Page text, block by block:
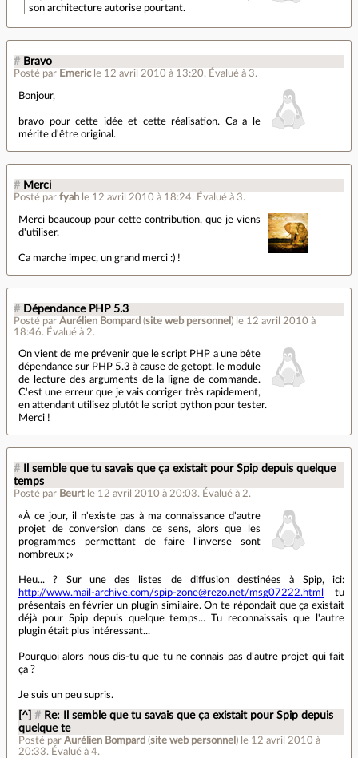
son architecture autorise pourtant.
# Bravo
Posté par Emeric le 12 avril 2010 à 13:20. Évalué à 3.
Bonjour,
bravo pour cette idée et cette réalisation. Ca a le
mérite d'être original.
# Merci
Posté par fyah le 12 avril 2010 à 18:24. Évalué à 3.
Merci beaucoup pour cette contribution, que je viens
d'utiliser.
Ca marche impec, un grand merci :) !
# Dépendance PHP 5.3
Posté par Aurélien Bompard (site web personnel ) le 12 avril 2010 à
18:46. Évalué à 2.
On vient de me prévenir que le script PHP a une bête
dépendance sur PHP 5.3 à cause de getopt, le module
de lecture des arguments de la ligne de commande.
C'est une erreur que je vais corriger très rapidement,
en attendant utilisez plutôt le script python pour tester.
Merci !
#
Il semble que tu savais que ça existait pour Spip depuis quelque
temps
Posté par Beurt le 12 avril 2010 à 20:03. Évalué à 2.
À ce jour, il n'existe pas à ma connaissance d'autre
projet de conversion dans ce sens, alors que les
programmes permettant de faire l'inverse sont
nombreux ;
Heu... ? Sur une des listes de diffusion destinées à Spip, ici:
http://www.mail-archive.com/spip-zone@rezo.net/msg07222.html
tu
présentais en février un plugin similaire. On te répondait que ça existait
déjà pour Spip depuis quelque temps... Tu reconnaissais que l'autre
plugin était plus intéressant...
Pourquoi alors nous dis-tu que tu ne connais pas d'autre projet qui fait
ça ?
Je suis un peu supris.
[^] # Re: Il semble que tu savais que ça existait pour Spip depuis
quelque te
Posté parAurélien Bompard (site web personnel ) le 12 avril 2010 à
20:33. Évalué à4.